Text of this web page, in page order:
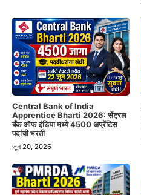
Central Bank of India
Apprentice Bharti 2026: सेंट्रल
बँक ऑफ इंडिया मध्ये 4500 अप्रेंटिस
पदांची भरती
जून 20, 2026